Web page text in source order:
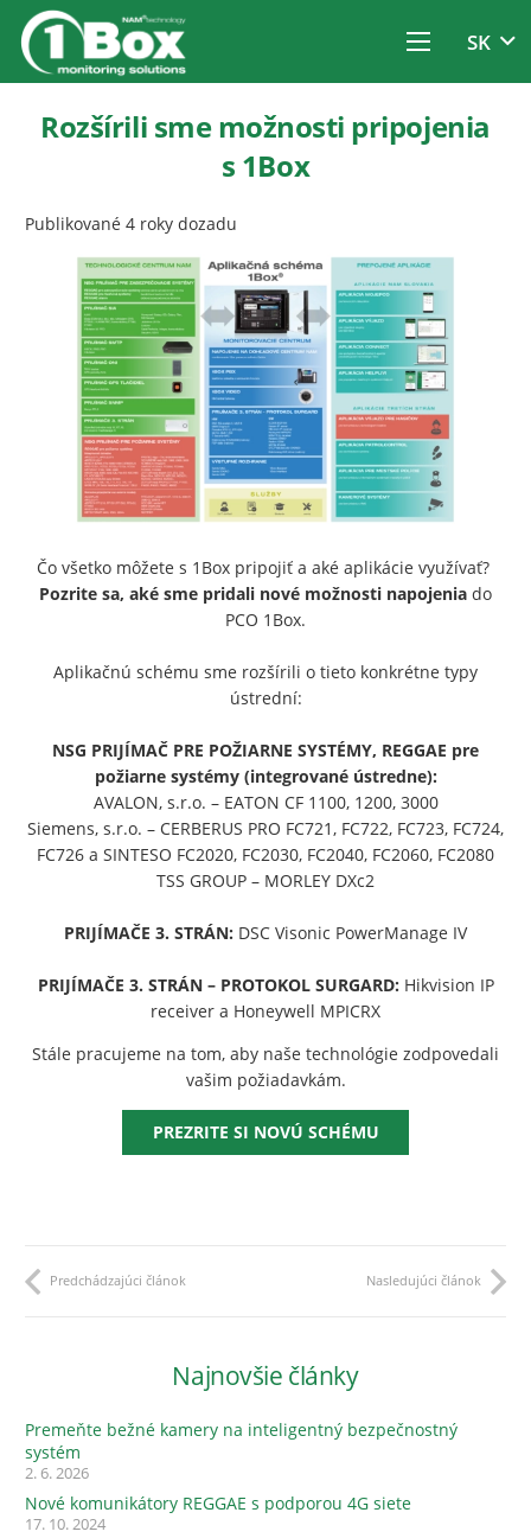
SK
Rozšírili sme možnosti pripojenia
s 1Box
Publikované 4 roky dozadu
Čo všetko môžete s 1Box pripojiť a aké aplikácie využívať?
Pozrite sa, aké sme pridali nové možnosti napojenia do
PCO 1Box.
Aplikačnú schému sme rozšírili o tieto konkrétne typy
ústrední:
NSG PRIJÍMAČ PRE POŽIARNE SYSTÉMY, REGGAE pre
požiarne systémy (integrované ústredne):
AVALON, s.r.o. – EATON CF 1100, 1200, 3000
Siemens, s.r.o. – CERBERUS PRO FC721, FC722, FC723, FC724,
FC726 a SINTESO FC2020, FC2030, FC2040, FC2060, FC2080
TSS GROUP – MORLEY DXc2
PRIJÍMAČE 3. STRÁN: DSC Visonic PowerManage IV
PRIJÍMAČE 3. STRÁN – PROTOKOL SURGARD: Hikvision IP
receiver a Honeywell MPICRX
Stále pracujeme na tom, aby naše technológie zodpovedali
vašim požiadavkám.
PREZRITE SI NOVÚ SCHÉMU
Predchádzajúci článok Nasledujúci článok
Najnovšie články
Premeňte bežné kamery na inteligentný bezpečnostný
systém
2. 6. 2026
Nové komunikátory REGGAE s podporou 4G siete
17. 10. 2024